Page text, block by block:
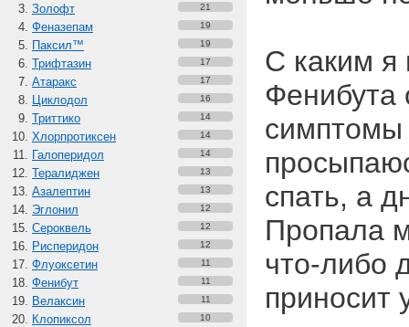
Золофт 21
Феназепам 19
Паксил™ 19
Трифтазин 17
Атаракс 17
Циклодол 16
Триттико 14
Хлорпротиксен 14
Галоперидол 14
Тералиджен 13
Азалептин 13
Эглонил 12
Сероквель 12
Рисперидон 12
Флуоксетин 11
Фенибут 11
Велаксин 11
Клопиксол 10
С каким я
Фенибута
симптомы
спать, а
Пропала
что-либо
приносит